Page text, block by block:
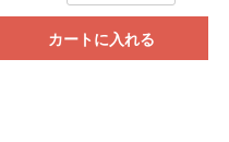
カートに入れる